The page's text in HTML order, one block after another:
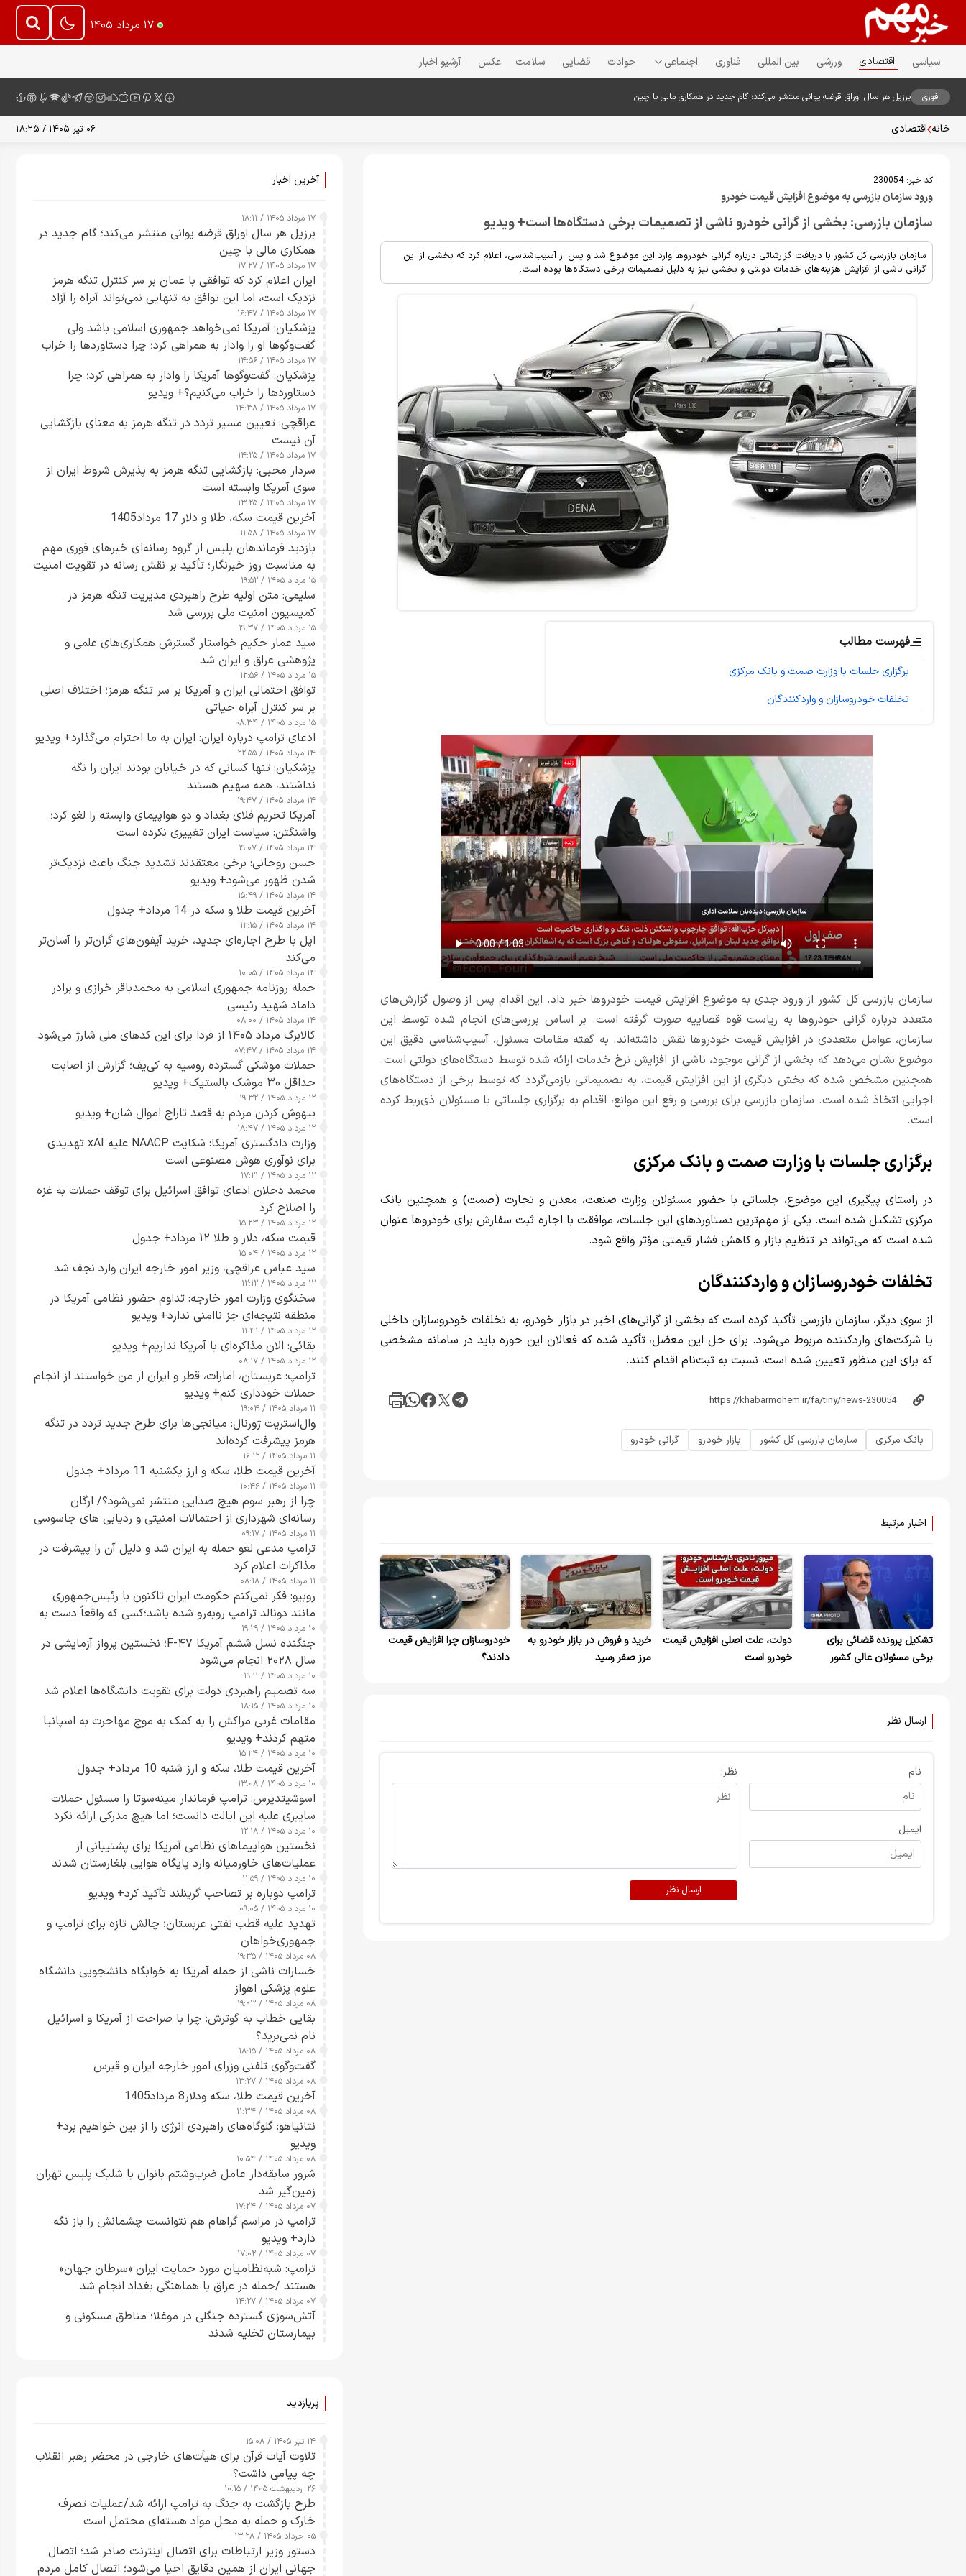
۱۷ مرداد ۱۴۰۵
سیاسی اقتصادی ورزشی بین المللی فناوری اجتماعی حوادث قضایی سلامت عکس آرشیو اخبار
فوری برزیل هر سال اوراق قرضه یوانی منتشر می‌کند؛ گام جدید در همکاری مالی با چین
خانه اقتصادی ۰۶ تیر ۱۴۰۵ / ۱۸:۲۵
کد خبر:230054
ورود سازمان بازرسی به موضوع افزایش قیمت خودرو
سازمان بازرسی: بخشی از گرانی خودرو ناشی از تصمیمات برخی دستگاه‌ها است+ ویدیو
سازمان بازرسی کل کشور با دریافت گزارشاتی درباره گرانی خودروها وارد این موضوع شد و پس از آسیب‌شناسی، اعلام کرد که بخشی از این
گرانی ناشی از افزایش هزینه‌های خدمات دولتی و بخشی نیز به دلیل تصمیمات برخی دستگاه‌ها بوده است.
فهرست مطالب
برگزاری جلسات با وزارت صمت و بانک مرکزی
تخلفات خودروسازان و واردکنندگان
سازمان بازرسی کل کشور از ورود جدی به موضوع افزایش قیمت خودروها خبر داد. این اقدام پس از وصول گزارش‌های
متعدد درباره گرانی خودروها به ریاست قوه قضاییه صورت گرفته است. بر اساس بررسی‌های انجام شده توسط این
سازمان، عوامل متعددی در افزایش قیمت خودروها نقش داشته‌اند. به گفته مقامات مسئول، آسیب‌شناسی دقیق این
موضوع نشان می‌دهد که بخشی از گرانی موجود، ناشی از افزایش نرخ خدمات ارائه شده توسط دستگاه‌های دولتی است.
همچنین مشخص شده که بخش دیگری از این افزایش قیمت، به تصمیماتی بازمی‌گردد که توسط برخی از دستگاه‌های
اجرایی اتخاذ شده است. سازمان بازرسی برای بررسی و رفع این موانع، اقدام به برگزاری جلساتی با مسئولان ذی‌ربط کرده
است.
برگزاری جلسات با وزارت صمت و بانک مرکزی
در راستای پیگیری این موضوع، جلساتی با حضور مسئولان وزارت صنعت، معدن و تجارت (صمت) و همچنین بانک
مرکزی تشکیل شده است. یکی از مهم‌ترین دستاوردهای این جلسات، موافقت با اجازه ثبت سفارش برای خودروها عنوان
شده است که می‌تواند در تنظیم بازار و کاهش فشار قیمتی مؤثر واقع شود.
تخلفات خودروسازان و واردکنندگان
از سوی دیگر، سازمان بازرسی تأکید کرده است که بخشی از گرانی‌های اخیر در بازار خودرو، به تخلفات خودروسازان داخلی
یا شرکت‌های واردکننده مربوط می‌شود. برای حل این معضل، تأکید شده که فعالان این حوزه باید در سامانه مشخصی
که برای این منظور تعیین شده است، نسبت به ثبت‌نام اقدام کنند.
بانک مرکزی سازمان بازرسی کل کشور بازار خودرو گرانی خودرو
اخبار مرتبط
تشکیل پرونده قضائی برای
برخی مسئولان عالی کشور
دولت، علت اصلی افزایش قیمت
خودرو است
خرید و فروش در بازار خودرو به
مرز صفر رسید
خودروسازان چرا افزایش قیمت
دادند؟
ارسال نظر
نام
ایمیل
نظر:
ارسال نظر
آخرین اخبار
۱۷ مرداد ۱۴۰۵ / ۱۸:۱۱
برزیل هر سال اوراق قرضه یوانی منتشر می‌کند؛ گام جدید در
همکاری مالی با چین
۱۷ مرداد ۱۴۰۵ / ۱۷:۲۷
ایران اعلام کرد که توافقی با عمان بر سر کنترل تنگه هرمز
نزدیک است، اما این توافق به تنهایی نمی‌تواند آبراه را آزاد
کند
۱۷ مرداد ۱۴۰۵ / ۱۶:۴۷
پزشکیان: آمریکا نمی‌خواهد جمهوری اسلامی باشد ولی
گفت‌وگوها او را وادار به همراهی کرد؛ چرا دستاوردها را خراب
می‌کنیم+ ویدیو
۱۷ مرداد ۱۴۰۵ / ۱۴:۵۶
پزشکیان: گفت‌وگوها آمریکا را وادار به همراهی کرد؛ چرا
دستاوردها را خراب می‌کنیم؟+ ویدیو
۱۷ مرداد ۱۴۰۵ / ۱۴:۳۸
عراقچی: تعیین مسیر تردد در تنگه هرمز به معنای بازگشایی
آن نیست
۱۷ مرداد ۱۴۰۵ / ۱۴:۲۵
سردار محبی: بازگشایی تنگه هرمز به پذیرش شروط ایران از
سوی آمریکا وابسته است
۱۷ مرداد ۱۴۰۵ / ۱۳:۲۵
آخرین قیمت سکه، طلا و دلار 17 مرداد1405
۱۷ مرداد ۱۴۰۵ / ۱۱:۵۸
بازدید فرماندهان پلیس از گروه رسانه‌ای خبرهای فوری مهم
به مناسبت روز خبرنگار؛ تأکید بر نقش رسانه در تقویت امنیت
و اعتماد عمومی
۱۵ مرداد ۱۴۰۵ / ۱۹:۵۲
سلیمی: متن اولیه طرح راهبردی مدیریت تنگه هرمز در
کمیسیون امنیت ملی بررسی شد
۱۵ مرداد ۱۴۰۵ / ۱۹:۳۷
سید عمار حکیم خواستار گسترش همکاری‌های علمی و
پژوهشی عراق و ایران شد
۱۵ مرداد ۱۴۰۵ / ۱۲:۵۶
توافق احتمالی ایران و آمریکا بر سر تنگه هرمز؛ اختلاف اصلی
بر سر کنترل آبراه حیاتی
۱۵ مرداد ۱۴۰۵ / ۰۸:۳۴
ادعای ترامپ درباره ایران: ایران به ما احترام می‌گذارد+ ویدیو
۱۴ مرداد ۱۴۰۵ / ۲۲:۵۵
پزشکیان: تنها کسانی که در خیابان بودند ایران را نگه
نداشتند، همه سهیم هستند
۱۴ مرداد ۱۴۰۵ / ۱۹:۴۷
آمریکا تحریم فلای بغداد و دو هواپیمای وابسته را لغو کرد؛
واشنگتن: سیاست ایران تغییری نکرده است
۱۴ مرداد ۱۴۰۵ / ۱۹:۰۷
حسن روحانی: برخی معتقدند تشدید جنگ باعث نزدیک‌تر
شدن ظهور می‌شود+ ویدیو
۱۴ مرداد ۱۴۰۵ / ۱۵:۴۹
آخرین قیمت طلا و سکه در 14 مرداد+ جدول
۱۴ مرداد ۱۴۰۵ / ۱۲:۱۵
اپل با طرح اجاره‌ای جدید، خرید آیفون‌های گران‌تر را آسان‌تر
می‌کند
۱۴ مرداد ۱۴۰۵ / ۱۰:۰۵
حمله روزنامه جمهوری اسلامی به محمدباقر خرازی و برادر
داماد شهید رئیسی
۱۴ مرداد ۱۴۰۵ / ۰۸:۰۰
کالابرگ مرداد ۱۴۰۵ از فردا برای این کدهای ملی شارژ می‌شود
۱۴ مرداد ۱۴۰۵ / ۰۷:۴۷
حملات موشکی گسترده روسیه به کی‌یف؛ گزارش از اصابت
حداقل ۳۰ موشک بالستیک+ ویدیو
۱۲ مرداد ۱۴۰۵ / ۱۹:۳۲
بیهوش کردن مردم به قصد تاراج اموال شان+ ویدیو
۱۲ مرداد ۱۴۰۵ / ۱۸:۴۷
وزارت دادگستری آمریکا: شکایت NAACP علیه xAI تهدیدی
برای نوآوری هوش مصنوعی است
۱۲ مرداد ۱۴۰۵ / ۱۷:۲۱
محمد دحلان ادعای توافق اسرائیل برای توقف حملات به غزه
را اصلاح کرد
۱۲ مرداد ۱۴۰۵ / ۱۵:۲۳
قیمت سکه، دلار و طلا ۱۲ مرداد+ جدول
۱۲ مرداد ۱۴۰۵ / ۱۵:۰۴
سید عباس عراقچی، وزیر امور خارجه ایران وارد نجف شد
۱۲ مرداد ۱۴۰۵ / ۱۲:۱۲
سخنگوی وزارت امور خارجه: تداوم حضور نظامی آمریکا در
منطقه نتیجه‌ای جز ناامنی ندارد+ ویدیو
۱۲ مرداد ۱۴۰۵ / ۱۱:۴۱
بقائی: الان مذاکره‌ای با آمریکا نداریم+ ویدیو
۱۲ مرداد ۱۴۰۵ / ۰۸:۱۷
ترامپ: عربستان، امارات، قطر و ایران از من خواستند از انجام
حملات خودداری کنم+ ویدیو
۱۱ مرداد ۱۴۰۵ / ۱۹:۰۴
وال‌استریت ژورنال: میانجی‌ها برای طرح جدید تردد در تنگه
هرمز پیشرفت کرده‌اند
۱۱ مرداد ۱۴۰۵ / ۱۶:۱۲
آخرین قیمت طلا، سکه و ارز یکشنبه 11 مرداد+ جدول
۱۱ مرداد ۱۴۰۵ / ۱۰:۴۶
چرا از رهبر سوم هیچ صدایی منتشر نمی‌شود؟/ ارگان
رسانه‌ای شهرداری از احتمالات امنیتی و ردیابی های جاسوسی
گفت
۱۱ مرداد ۱۴۰۵ / ۰۹:۱۷
ترامپ مدعی لغو حمله به ایران شد و دلیل آن را پیشرفت در
مذاکرات اعلام کرد
۱۱ مرداد ۱۴۰۵ / ۰۸:۱۸
روبیو: فکر نمی‌کنم حکومت ایران تاکنون با رئیس‌جمهوری
مانند دونالد ترامپ روبه‌رو شده باشد؛کسی که واقعاً دست به
اقدام می‌زند
۱۰ مرداد ۱۴۰۵ / ۱۹:۲۹
جنگنده نسل ششم آمریکا F-۴۷؛ نخستین پرواز آزمایشی در
سال ۲۰۲۸ انجام می‌شود
۱۰ مرداد ۱۴۰۵ / ۱۹:۱۱
سه تصمیم راهبردی دولت برای تقویت دانشگاه‌ها اعلام شد
۱۰ مرداد ۱۴۰۵ / ۱۸:۱۵
مقامات غربی مراکش را به کمک به موج مهاجرت به اسپانیا
متهم کردند+ ویدیو
۱۰ مرداد ۱۴۰۵ / ۱۵:۲۴
آخرین قیمت طلا، سکه و ارز شنبه 10 مرداد+ جدول
۱۰ مرداد ۱۴۰۵ / ۱۳:۰۸
اسوشیتدپرس: ترامپ فرماندار مینه‌سوتا را مسئول حملات
سایبری علیه این ایالت دانست؛ اما هیچ مدرکی ارائه نکرد
۱۰ مرداد ۱۴۰۵ / ۱۲:۱۸
نخستین هواپیماهای نظامی آمریکا برای پشتیبانی از
عملیات‌های خاورمیانه وارد پایگاه هوایی بلغارستان شدند
۱۰ مرداد ۱۴۰۵ / ۱۱:۵۹
ترامپ دوباره بر تصاحب گرینلند تأکید کرد+ ویدیو
۱۰ مرداد ۱۴۰۵ / ۰۹:۰۵
تهدید علیه قطب نفتی عربستان؛ چالش تازه برای ترامپ و
جمهوری‌خواهان
۰۸ مرداد ۱۴۰۵ / ۱۹:۳۵
خسارات ناشی از حمله آمریکا به خوابگاه دانشجویی دانشگاه
علوم پزشکی اهواز
۰۸ مرداد ۱۴۰۵ / ۱۹:۰۳
بقایی خطاب به گوترش: چرا با صراحت از آمریکا و اسرائیل
نام نمی‌برید؟
۰۸ مرداد ۱۴۰۵ / ۱۸:۱۵
گفت‌وگوی تلفنی وزرای امور خارجه ایران و قبرس
۰۸ مرداد ۱۴۰۵ / ۱۳:۲۷
آخرین قیمت طلا، سکه ودلار8 مرداد1405
۰۸ مرداد ۱۴۰۵ / ۱۱:۳۴
نتانیاهو: گلوگاه‌های راهبردی انرژی را از بین خواهیم برد+
ویدیو
۰۸ مرداد ۱۴۰۵ / ۱۰:۵۴
شرور سابقه‌دار عامل ضرب‌وشتم بانوان با شلیک پلیس تهران
زمین‌گیر شد
۰۷ مرداد ۱۴۰۵ / ۱۷:۲۴
ترامپ در مراسم گراهام هم نتوانست چشمانش را باز نگه
دارد+ ویدیو
۰۷ مرداد ۱۴۰۵ / ۱۷:۰۲
ترامپ: شبه‌نظامیان مورد حمایت ایران «سرطان جهان»
هستند /حمله در عراق با هماهنگی بغداد انجام شد
۰۷ مرداد ۱۴۰۵ / ۱۴:۲۷
آتش‌سوزی گسترده جنگلی در موغلا؛ مناطق مسکونی و
بیمارستان تخلیه شدند
پربازدید
۱۴ تیر ۱۴۰۵ / ۱۵:۰۸
تلاوت آیات قرآن برای هیأت‌های خارجی در محضر رهبر انقلاب
چه پیامی داشت؟
۲۶ اردیبهشت ۱۴۰۵ / ۱۰:۱۵
طرح‌ بازگشت به جنگ به ترامپ ارائه شد/عملیات تصرف
خارک و حمله به محل مواد هسته‌ای محتمل است
۰۵ خرداد ۱۴۰۵ / ۱۳:۲۸
دستور وزیر ارتباطات برای اتصال اینترنت صادر شد؛ اتصال
جهانی ایران از همین دقایق احیا می‌شود؛ اتصال کامل مردم